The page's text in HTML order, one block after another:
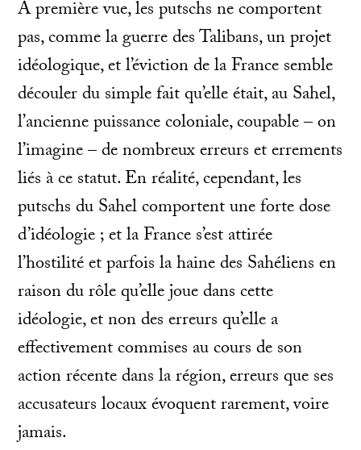
À première vue, les putschs ne comportent
pas, comme la guerre des Talibans, un projet
idéologique, et l’éviction de la France semble
découler du simple fait qu’elle était, au Sahel,
l’ancienne puissance coloniale, coupable – on
l’imagine – de nombreux erreurs et errements
liés à ce statut. En réalité, cependant, les
putschs du Sahel comportent une forte dose
d’idéologie ; et la France s’est attirée
l’hostilité et parfois la haine des Sahéliens en
raison du rôle qu’elle joue dans cette
idéologie, et non des erreurs qu’elle a
effectivement commises au cours de son
action récente dans la région, erreurs que ses
accusateurs locaux évoquent rarement, voire
jamais.